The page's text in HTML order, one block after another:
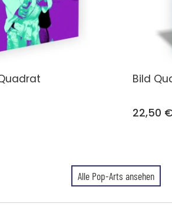
Bild
22,50
Alle Pop-Arts ansehen